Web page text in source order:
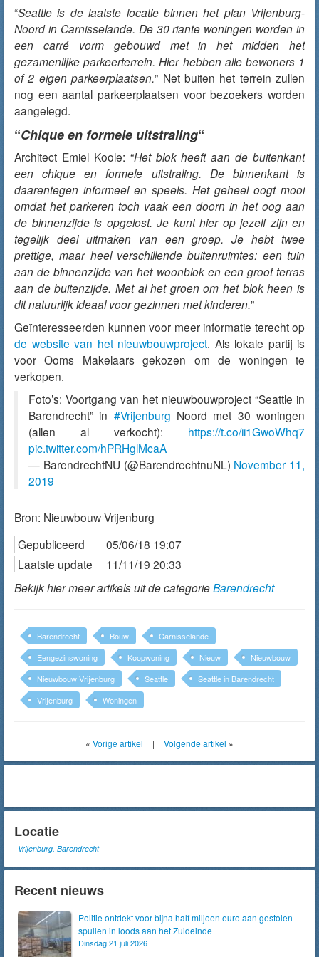
“Seattle is de laatste locatie binnen het plan Vrijenburg-
Noord in Carnisselande. De 30 riante woningen worden in
een carré vorm gebouwd met in het midden het
gezamenlijke parkeerterrein. Hier hebben alle bewoners 1
of 2 eigen parkeerplaatsen.” Net buiten het terrein zullen
nog een aantal parkeerplaatsen voor bezoekers worden
aangelegd.
“Chique en formele uitstraling“
Architect Emiel Koole: “Het blok heeft aan de buitenkant
een chique en formele uitstraling. De binnenkant is
daarentegen informeel en speels. Het geheel oogt mooi
omdat het parkeren toch vaak een doorn in het oog aan
de binnenzijde is opgelost. Je kunt hier op jezelf zijn en
tegelijk deel uitmaken van een groep. Je hebt twee
prettige, maar heel verschillende buitenruimtes: een tuin
aan de binnenzijde van het woonblok en een groot terras
aan de buitenzijde. Met al het groen om het blok heen is
dit natuurlijk ideaal voor gezinnen met kinderen.”
Geïnteresseerden kunnen voor meer informatie terecht op
de website van het nieuwbouwproject. Als lokale partij is
voor Ooms Makelaars gekozen om de woningen te
verkopen.
Foto’s: Voortgang van het nieuwbouwproject “Seattle in
Barendrecht” in #Vrijenburg Noord met 30 woningen
(allen al verkocht): https://t.co/ii1GwoWhq7
pic.twitter.com/hPRHglMcaA
— BarendrechtNU (@BarendrechtnuNL) November 11,
2019
Bron: Nieuwbouw Vrijenburg
Gepubliceerd
05/06/18 19:07
Laatste update
11/11/19 20:33
Bekijk hier meer artikels uit de categorieBarendrecht
Barendrecht Bouw
Carnisselande
Eengezinswoning
Koopwoning Nieuw
Nieuwbouw
Nieuwbouw Vrijenburg
Seattle
Seattle in Barendrecht
Vrijenburg
Woningen
« Vorige artikel | Volgende artikel »
Locatie
Vrijenburg, Barendrecht
Recent nieuws
Politie ontdekt voor bijna half miljoen euro aan gestolen
spullen in loods aan het Zuideinde
Dinsdag 21 juli 2026